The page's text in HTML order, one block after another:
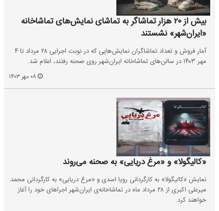
بیش از ۲۰ هزار تماشاگر به تماشای نمایش‌های تماشاخانه‌
«ایران‌شهر» نشستند
آمار فروش و تعداد تماشاگران نمایش‌هایی که در نوبت اجرایی ۲۸ مرداد تا ۴
مهر ۱۴۰۳ در سالن‌های تماشاخانه‌ ایران‌شهر روی صحنه رفتند، اعلام شد.
«کالیگولا» و «مرغ دریایی» به صحنه می‌روند
نمایش «کالیگولا» به کارگردانی رویا اسدی و «مرغ دریایی» به کارگردانی محمد
میرعلی اکبری از ۲۸ مرداد ماه در تماشاخانه‌ی ایران‌شهر اجراهای خود را آغاز
خواهند کرد.